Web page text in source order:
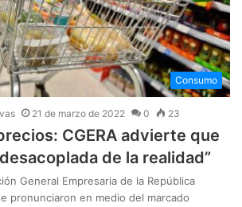
Consumo
21 de marzo de 2022 0 23
CGERA advierte que
de la realidad”
General Empresaria de la República
pronunciaron en medio del marcado